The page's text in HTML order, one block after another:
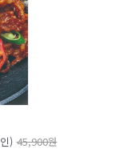
) 45,900원